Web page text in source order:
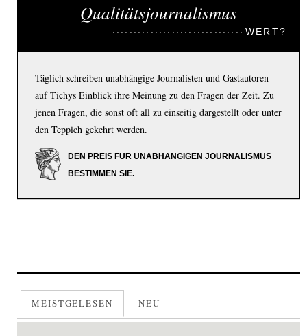
Qualitätsjournalismus
WERT?
Täglich schreiben unabhängige Journalisten und Gastautoren
auf Tichys Einblick ihre Meinung zu den Fragen der Zeit. Zu
jenen Fragen, die sonst oft all zu einseitig dargestellt oder unter
den Teppich gekehrt werden.
DEN PREIS FÜR UNABHÄNGIGEN JOURNALISMUS
BESTIMMEN SIE.
MEISTGELESEN NEU